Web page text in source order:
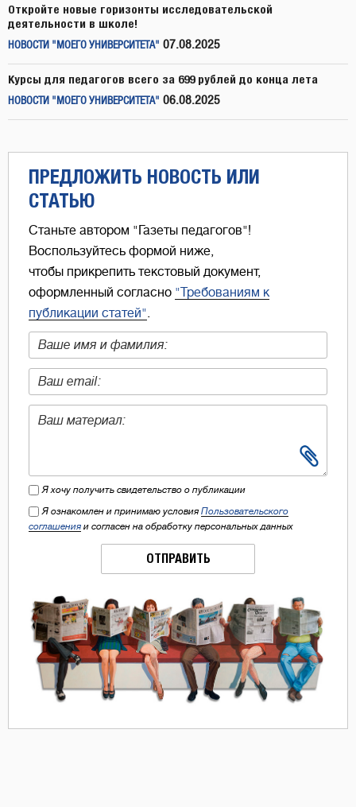
Откройте новые горизонты исследовательской
деятельности в школе!
НОВОСТИ "МОЕГО УНИВЕРСИТЕТА" 07.08.2025
Курсы для педагогов всего за 699 рублей до конца лета
НОВОСТИ "МОЕГО УНИВЕРСИТЕТА" 06.08.2025
ПРЕДЛОЖИТЬ НОВОСТЬ ИЛИ
СТАТЬЮ
Станьте автором "Газеты педагогов"!
Воспользуйтесь формой ниже,
чтобы прикрепить текстовый документ,
оформленный согласно "Требованиям к
публикации статей".
Я хочу получить свидетельство о публикации
Я ознакомлен и принимаю условия Пользовательского
соглашения и согласен на обработку персональных данных
ОТПРАВИТЬ